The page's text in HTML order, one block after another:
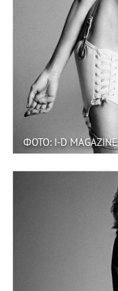
ФОТО: I-D MAGAZINE